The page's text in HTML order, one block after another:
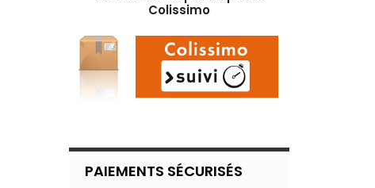
Colissimo
PAIEMENTS SÉCURISÉS